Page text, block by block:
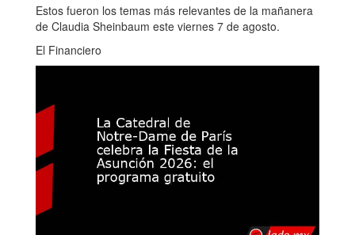
Estos fueron los temas más relevantes de la mañanera
de Claudia Sheinbaum este viernes 7 de agosto.
El Financiero